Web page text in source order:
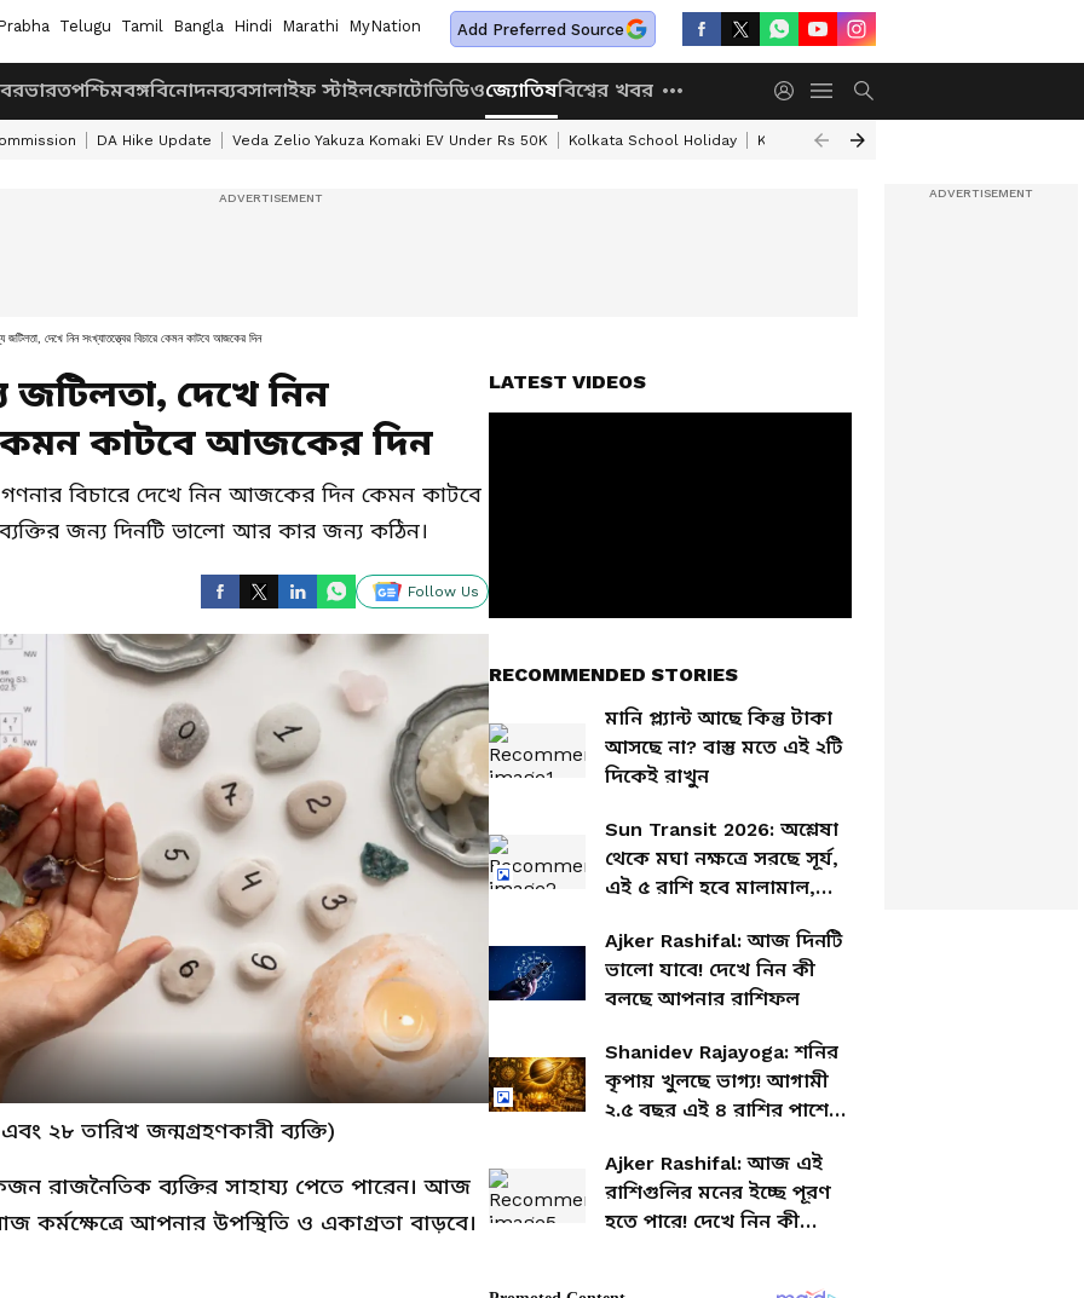
Telugu Tamil Bangla Hindi Marathi MyNation Add Preferred Source
ভারতপশ্চিমবঙ্গবিনোদনব্যবসালাইফ স্টাইলফোটোভিডিওজ্যোতিষবিশ্বের খবর
DA Hike Update Veda Zelio Yakuza Komaki EV Under Rs 50K Kolkata School Holiday Kolkata Weather Update
জটিলতা, দেখে নিন সংখ্যাতত্ত্বের বিচারে কেমন কাটবে আজকের দিন
জটিলতা, দেখে নিন
কেমন কাটবে আজকের দিন
গণনার বিচারে দেখে নিন আজকের দিন কেমন কাটবে
জন্য দিনটি ভালো আর কার জন্য কঠিন।
Follow Us
২৮ তারিখ জন্মগ্রহণকারী ব্যক্তি)
রাজনৈতিক ব্যক্তির সাহায্য পেতে পারেন। আজ
কর্মক্ষেত্রে আপনার উপস্থিতি ও একাগ্রতা বাড়বে।
LATEST VIDEOS
RECOMMENDED STORIES
মানি প্ল্যান্ট আছে কিন্তু টাকা
আসছে না? বাস্তু মতে এই ২টি
দিকেই রাখুন
Sun Transit 2026: অশ্লেষা
থেকে মঘা নক্ষত্রে সরছে সূর্য,
এই ৫ রাশি হবে মালামাল,
Ajker Rashifal: আজ দিনটি
ভালো যাবে! দেখে নিন কী
বলছে আপনার রাশিফল
Shanidev Rajayoga: শনির
কৃপায় খুলছে ভাগ্য! আগামী
২.৫ বছর এই ৪ রাশির পাশে
Ajker Rashifal: আজ এই
রাশিগুলির মনের ইচ্ছে পূরণ
হতে পারে! দেখে নিন কী